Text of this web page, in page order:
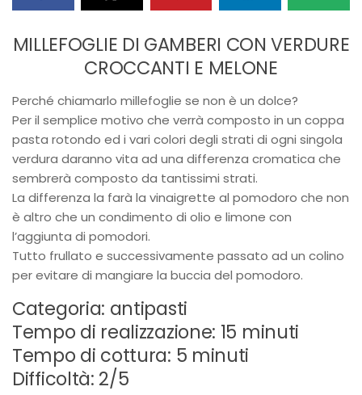
MILLEFOGLIE DI GAMBERI CON VERDURE
CROCCANTI E MELONE
Perché chiamarlo millefoglie se non è un dolce?
Per il semplice motivo che verrà composto in un coppa
pasta rotondo ed i vari colori degli strati di ogni singola
verdura daranno vita ad una differenza cromatica che
sembrerà composto da tantissimi strati.
La differenza la farà la vinaigrette al pomodoro che non
è altro che un condimento di olio e limone con
l’aggiunta di pomodori.
Tutto frullato e successivamente passato ad un colino
per evitare di mangiare la buccia del pomodoro.
Categoria: antipasti
Tempo di realizzazione: 15 minuti
Tempo di cottura: 5 minuti
Difficoltà: 2/5